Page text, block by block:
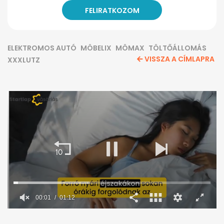
ELEKTROMOS AUTÓ MÖBELIX MÖMAX TÖLTŐÁLLOMÁS
XXXLUTZ
VISSZA A CÍMLAPRA